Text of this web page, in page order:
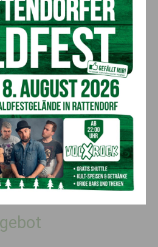
Maria Schluder
und Unterstützung
Vielzahl von Dienstleistungen.
Beantragung von Pflegegeld,
von Pflegediensten, sowie
ist auch
Angehörige. Diese werden
nicht allein gelassen und es wird
Aufgaben geholfen“, berichten